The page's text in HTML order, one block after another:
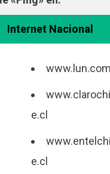
Internet Nacional
e.cl
e.cl